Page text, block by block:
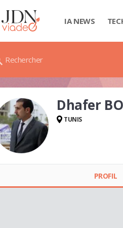
IA NEWS
Rechercher
Dhafer
TUNIS
PROFIL